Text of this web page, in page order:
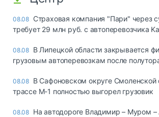
08.08 Страховая компания "Пари" через
требует 29 млн руб. с автоперевозчика
08.08 В Липецкой области закрывается
грузовым автоперевозкам после
08.08 В Сафоновском округе Смоленской
трассе М-1 полностью выгорел грузовик
08.08 На автодороге Владимир – Муром –